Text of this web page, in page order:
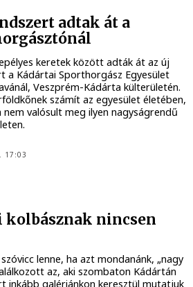
adtak át a
keretek között adták át az új
a Kádártai Sporthorgász Egyesület
Veszprém-Kádárta külterületén.
számít az egyesület életében,
nem valósult meg ilyen nagyságrendű
17:03
kolbásznak nincsen
lenne, ha azt mondanánk, „nagy
az, aki szombaton Kádártán
inkább galériánkon keresztül mutatjuk